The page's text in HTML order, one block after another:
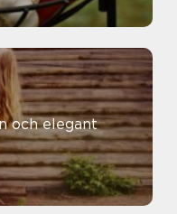
och elegant